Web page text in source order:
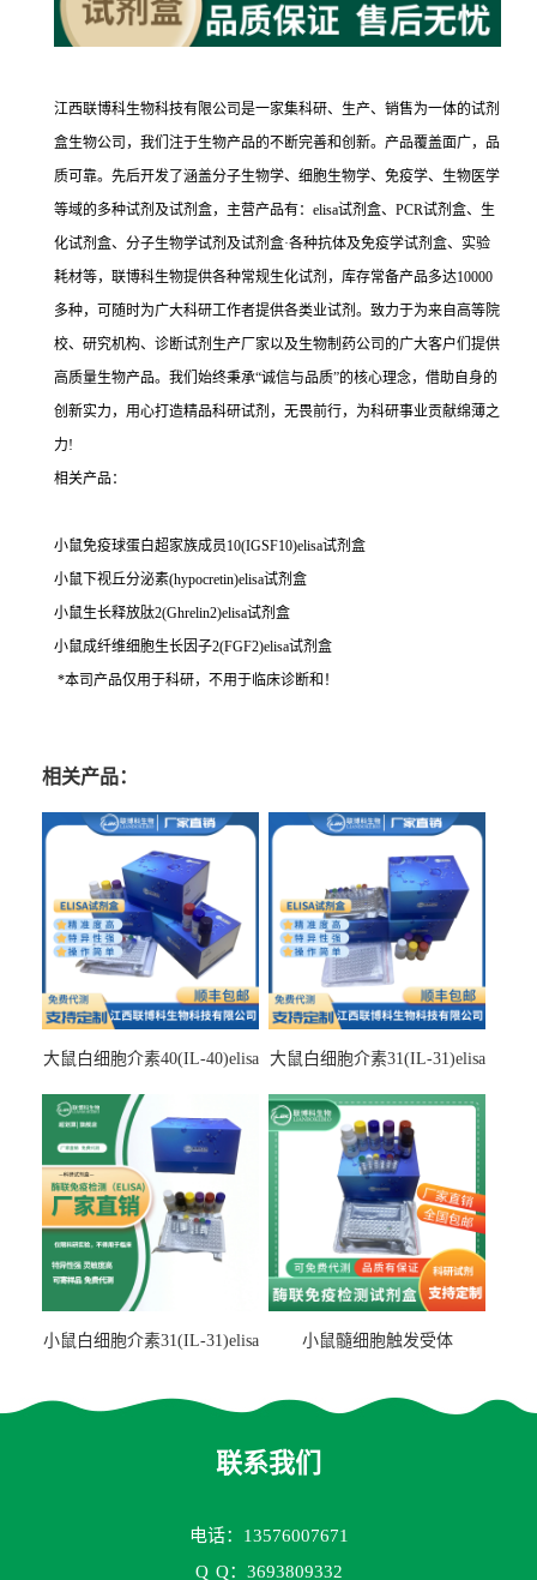
江西联博科生物科技有限公司是一家集科研、生产、销售为一体的试剂
盒生物公司，我们注于生物产品的不断完善和创新。产品覆盖面广，品
质可靠。先后开发了涵盖分子生物学、细胞生物学、免疫学、生物医学
等域的多种试剂及试剂盒，主营产品有：elisa试剂盒、PCR试剂盒、生
化试剂盒、分子生物学试剂及试剂盒·各种抗体及免疫学试剂盒、实验
耗材等，联博科生物提供各种常规生化试剂，库存常备产品多达10000
多种，可随时为广大科研工作者提供各类业试剂。致力于为来自高等院
校、研究机构、诊断试剂生产厂家以及生物制药公司的广大客户们提供
高质量生物产品。我们始终秉承“诚信与品质”的核心理念，借助自身的
创新实力，用心打造精品科研试剂，无畏前行，为科研事业贡献绵薄之
力!
相关产品：
小鼠免疫球蛋白超家族成员10(IGSF10)elisa试剂盒
小鼠下视丘分泌素(hypocretin)elisa试剂盒
小鼠生长释放肽2(Ghrelin2)elisa试剂盒
小鼠成纤维细胞生长因子2(FGF2)elisa试剂盒
*本司产品仅用于科研，不用于临床诊断和！
相关产品：
大鼠白细胞介素40(IL-40)elisa
大鼠白细胞介素31(IL-31)elisa
小鼠白细胞介素31(IL-31)elisa
小鼠髓细胞触发受体
联系我们
电话：13576007671
Q Q：3693809332